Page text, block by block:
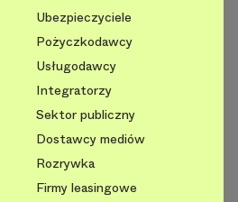
Ubezpieczyciele
Pożyczkodawcy
Usługodawcy
Integratorzy
Sektor publiczny
Dostawcy mediów
Rozrywka
Firmy leasingowe